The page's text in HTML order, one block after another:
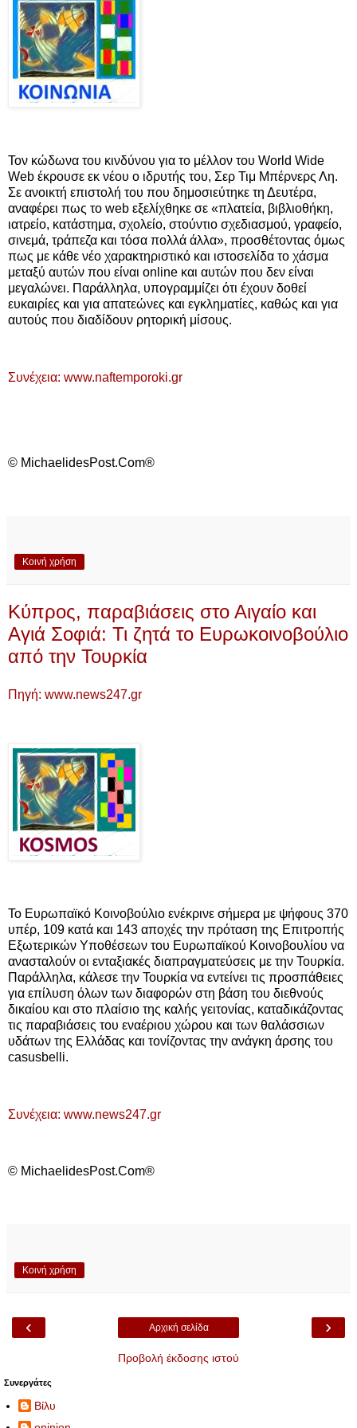
Τον κώδωνα του κινδύνου για το μέλλον του World Wide
Web έκρουσε εκ νέου ο ιδρυτής του, Σερ Τιμ Μπέρνερς Λη.
Σε ανοικτή επιστολή του που δημοσιεύτηκε τη Δευτέρα,
αναφέρει πως το web εξελίχθηκε σε «πλατεία, βιβλιοθήκη,
ιατρείο, κατάστημα, σχολείο, στούντιο σχεδιασμού, γραφείο,
σινεμά, τράπεζα και τόσα πολλά άλλα», προσθέτοντας όμως
πως με κάθε νέο χαρακτηριστικό και ιστοσελίδα το χάσμα
μεταξύ αυτών που είναι online και αυτών που δεν είναι
μεγαλώνει. Παράλληλα, υπογραμμίζει ότι έχουν δοθεί
ευκαιρίες και για απατεώνες και εγκληματίες, καθώς και για
αυτούς που διαδίδουν ρητορική μίσους.
Συνέχεια: www.naftemporoki.gr
© MichaelidesPost.Com®
Κοινή χρήση
Κύπρος, παραβιάσεις στο Αιγαίο και
Αγιά Σοφιά: Τι ζητά το Ευρωκοινοβούλιο
από την Τουρκία
Πηγή: www.news247.gr
Το Ευρωπαϊκό Κοινοβούλιο ενέκρινε σήμερα με ψήφους 370
υπέρ, 109 κατά και 143 αποχές την πρόταση της Επιτροπής
Εξωτερικών Υποθέσεων του Ευρωπαϊκού Κοινοβουλίου να
ανασταλούν οι ενταξιακές διαπραγματεύσεις με την Τουρκία.
Παράλληλα, κάλεσε την Τουρκία να εντείνει τις προσπάθειες
για επίλυση όλων των διαφορών στη βάση του διεθνούς
δικαίου και στο πλαίσιο της καλής γειτονίας, καταδικάζοντας
τις παραβιάσεις του εναέριου χώρου και των θαλάσσιων
υδάτων της Ελλάδας και τονίζοντας την ανάγκη άρσης του
casusbelli.
Συνέχεια: www.news247.gr
© MichaelidesPost.Com®
Κοινή χρήση
‹ ›
Αρχική σελίδα
Προβολή έκδοσης ιστού
Συνεργάτες
Βίλυ